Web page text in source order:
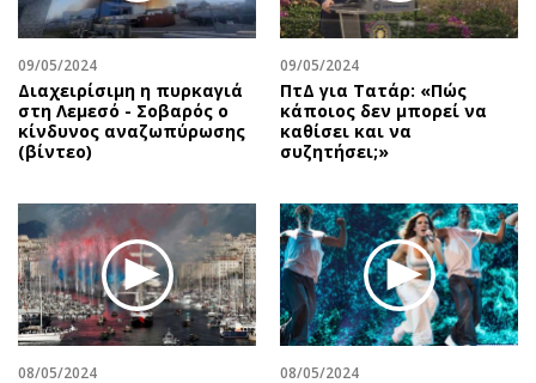
09/05/2024
Διαχειρίσιμη η πυρκαγιά
στη Λεμεσό - Σοβαρός ο
κίνδυνος αναζωπύρωσης
(βίντεο)
09/05/2024
ΠτΔ για Τατάρ: «Πώς
κάποιος δεν μπορεί να
καθίσει και να
συζητήσει;»
08/05/2024 08/05/2024